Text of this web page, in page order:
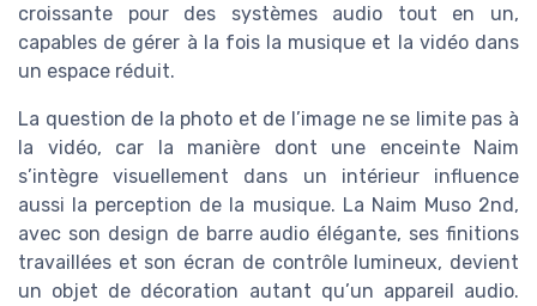
croissante pour des systèmes audio tout en un,
capables de gérer à la fois la musique et la vidéo dans
un espace réduit.
La question de la photo et de l’image ne se limite pas à
la vidéo, car la manière dont une enceinte Naim
s’intègre visuellement dans un intérieur influence
aussi la perception de la musique. La Naim Muso 2nd,
avec son design de barre audio élégante, ses finitions
travaillées et son écran de contrôle lumineux, devient
un objet de décoration autant qu’un appareil audio.